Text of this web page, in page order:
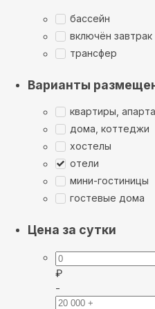
бассейн
включён завтрак
трансфер
Варианты
квартиры,
дома, коттеджи
хостелы
отели
мини-гостиницы
гостевые дома
Цена за сутки
₽
-